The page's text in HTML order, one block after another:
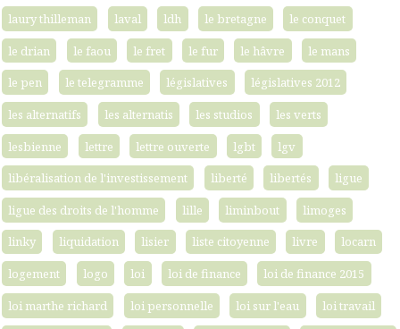
laury thilleman
laval ldh le bretagne
le conquet
le drian
le faou le fret le fur le hâvre
le mans
le pen
le telegramme législatives
législatives 2012
les alternatifs
les alternatis les studios
les verts
lesbienne
lettre lettre ouverte lgbt
lgv
libéralisation de l'investissement
liberté libertés
ligue
ligue des droits de l'homme
lille liminbout
limoges
linky
liquidation lisier liste citoyenne livre
locarn
logement
logo loi loi de finance
loi de finance 2015
loi marthe richard
loi personnelle loi sur l'eau loi travail